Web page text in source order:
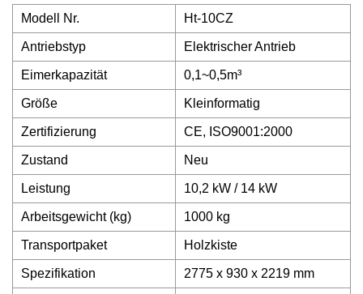
Modell Nr. Ht-10CZ
Antriebstyp Elektrischer Antrieb
Eimerkapazität 0,1~0,5m³
Größe Kleinformatig
Zertifizierung CE, ISO9001:2000
Zustand Neu
Leistung 10,2 kW / 14 kW
Arbeitsgewicht (kg) 1000 kg
Transportpaket Holzkiste
Spezifikation 2775 x 930 x 2219 mm